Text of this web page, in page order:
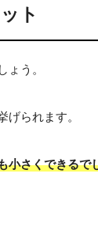
ト
う。
られます。
小さくできるで